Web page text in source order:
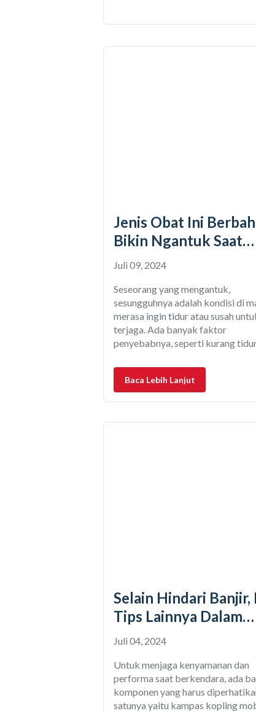
Jenis Obat Ini
Bikin Ngantuk Saat
Mengemudi
Juli 09, 2024
Seseorang yang mengantuk,
sesungguhnya adalah kondisi di
merasa ingin tidur atau susah
terjaga. Ada banyak faktor
penyebabnya, seperti kurang
kondisi medis tertentu. Akan tetapi
mengantuk juga bisa dipicu oleh
pusat. Simak obat yang tidak
Baca Lebih Lanjut
Selain Hindari Banjir,
Tips Lainnya Dalam
Merawat Kampas
Juli 04, 2024
Untuk menjaga kenyamanan dan
performa saat berkendara, ada
komponen yang harus
satunya yaitu kampas kopling